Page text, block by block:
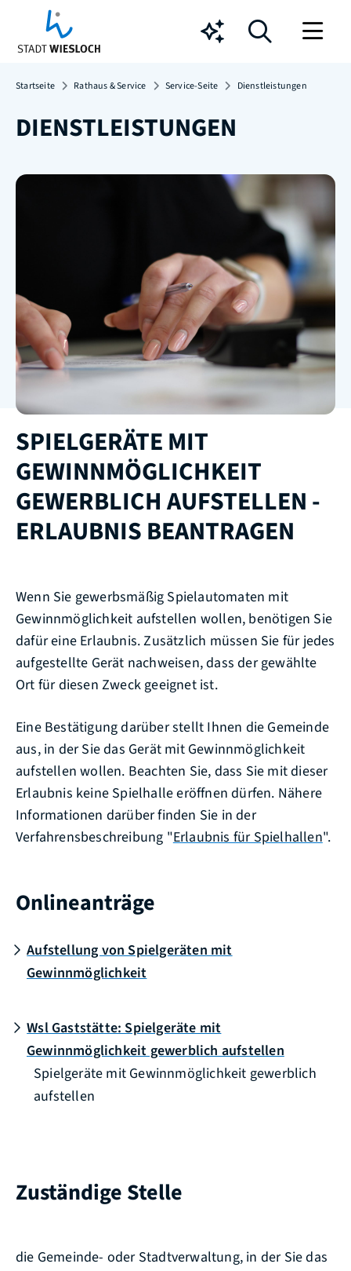
Chatbot
Startseite Rathaus & Service Service-Seite Dienstleistungen
DIENSTLEISTUNGEN
SPIELGERÄTE MIT
GEWINNMÖGLICHKEIT
GEWERBLICH AUFSTELLEN -
ERLAUBNIS BEANTRAGEN
Wenn Sie gewerbsmäßig Spielautomaten mit
Gewinnmöglichkeit aufstellen wollen, benötigen Sie
dafür eine Erlaubnis. Zusätzlich müssen Sie für jedes
aufgestellte Gerät nachweisen, dass der gewählte
Ort für diesen Zweck geeignet ist.
Eine Bestätigung darüber stellt Ihnen die Gemeinde
aus, in der Sie das Gerät mit Gewinnmöglichkeit
aufstellen wollen. Beachten Sie, dass Sie mit dieser
Erlaubnis keine Spielhalle eröffnen dürfen. Nähere
Informationen darüber finden Sie in der
Verfahrensbeschreibung "Erlaubnis für Spielhallen".
Onlineanträge
Aufstellung von Spielgeräten mit
Gewinnmöglichkeit
Wsl Gaststätte: Spielgeräte mit
Gewinnmöglichkeit gewerblich aufstellen
Spielgeräte mit Gewinnmöglichkeit gewerblich
aufstellen
Zuständige Stelle
die Gemeinde- oder Stadtverwaltung, in der Sie das